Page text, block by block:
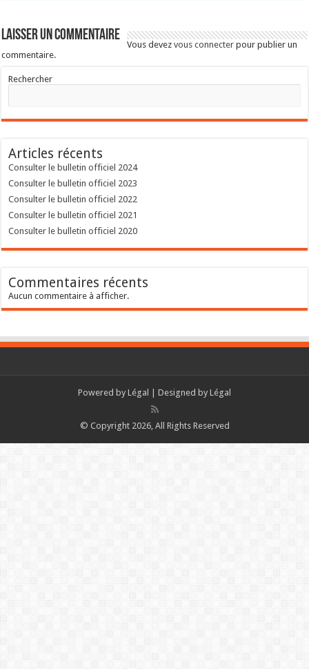
Laisser un commentaire
Vous devezvous connecter pour publier un
commentaire.
Rechercher
Articles récents
Consulter le bulletin officiel 2024
Consulter le bulletin officiel 2023
Consulter le bulletin officiel 2022
Consulter le bulletin officiel 2021
Consulter le bulletin officiel 2020
Commentaires récents
Aucun commentaire à afficher.
Powered by Légal | Designed by Légal
© Copyright 2026, All Rights Reserved